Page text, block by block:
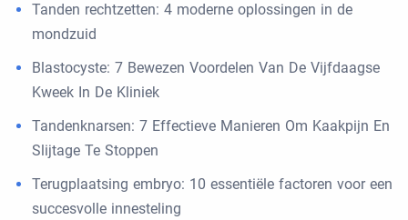
Tanden rechtzetten: 4 moderne oplossingen in de
mondzuid
Blastocyste: 7 Bewezen Voordelen Van De Vijfdaagse
Kweek In De Kliniek
Tandenknarsen: 7 Effectieve Manieren Om Kaakpijn En
Slijtage Te Stoppen
Terugplaatsing embryo: 10 essentiële factoren voor een
succesvolle innesteling